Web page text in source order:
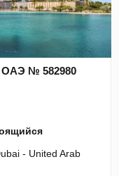
ОАЭ № 582980
- United Arab